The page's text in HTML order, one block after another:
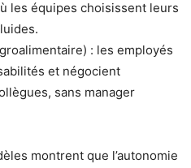
les équipes choisissent leurs
: les employés
et négocient
sans manager
montrent que l’autonomie